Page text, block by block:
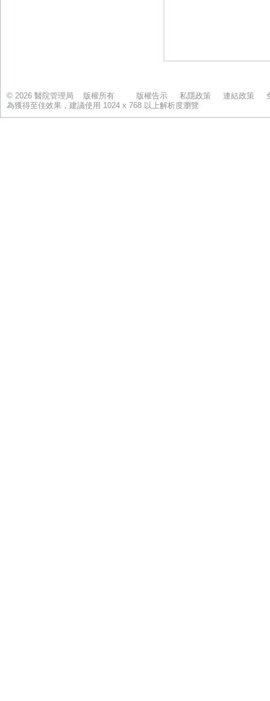
© 2026 醫院管理局 版權所有 版權告示 私隱政策 連結政策
為獲得至佳效果，建議使用 1024 x 768 以上解析度瀏覽